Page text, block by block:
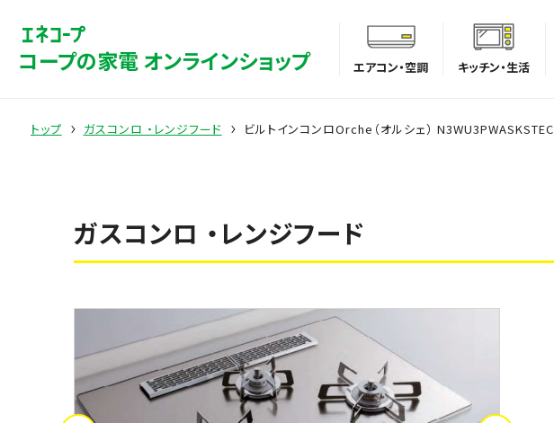
コープの家電 オンラインショップ エアコン・空調 キッチン・生活
トップ ガスコンロ ・レンジフード ビルトインコンロOrche（オルシェ） N3WU3PWASKSTEC
ガスコンロ ・レンジフード